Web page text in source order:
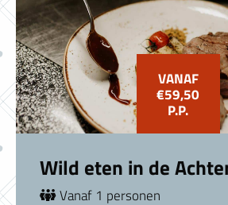
VANAF
€59,50
P.P.
Wild eten in de
Vanaf 1 personen